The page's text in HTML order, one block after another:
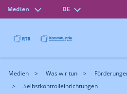
Medien DE
Medien Was wir tun
Selbstkontrolleinrichtungen